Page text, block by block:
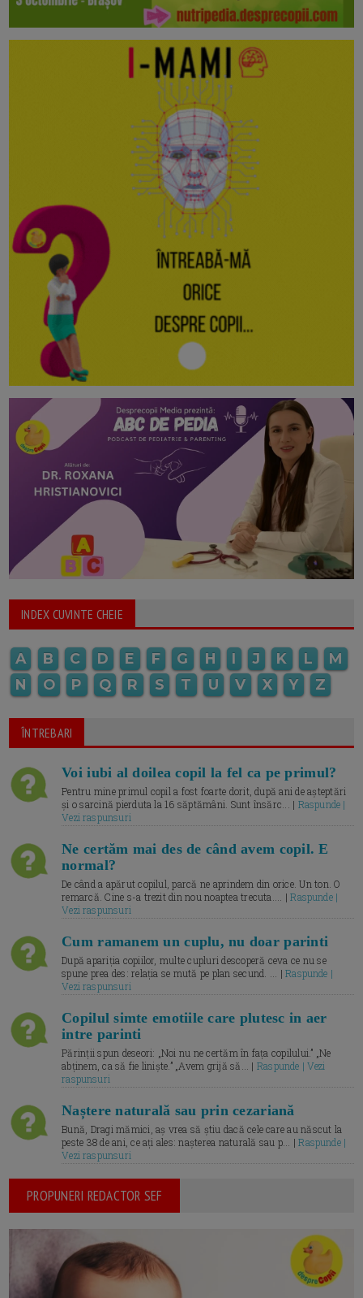
INDEX CUVINTE CHEIE
A B C D E F G H I J K L
M
N
O P Q R S T U V X Y Z
ÎNTREBARI
Voi iubi al doilea copil la fel ca pe primul?
Pentru mine primul copil a fost foarte dorit, după ani de așteptări
și o sarcină pierduta la 16 săptămâni. Sunt însărc... | Raspunde |
Vezi raspunsuri
Ne certăm mai des de când avem copil. E
normal?
De când a apărut copilul, parcă ne aprindem din orice. Un ton. O
remarcă. Cine s-a trezit din nou noaptea trecuta.... |Raspunde |
Vezi raspunsuri
Cum ramanem un cuplu, nu doar parinti
După apariția copiilor, multe cupluri descoperă ceva ce nu se
spune prea des: relația se mută pe plan secund. ... |Raspunde |
Vezi raspunsuri
Copilul simte emotiile care plutesc in aer
intre parinti
Părinții spun deseori: „Noi nu ne certăm în fața copilului.” „Ne
abținem, ca să fie liniște.” „Avem grijă să... | Raspunde | Vezi
raspunsuri
Naștere naturală sau prin cezariană
Bună, Dragi mămici, aș vrea să știu dacă cele care au născut la
peste 38 de ani, ce ați ales: nașterea naturală sau p... |Raspunde |
Vezi raspunsuri
PROPUNERI REDACTOR SEF